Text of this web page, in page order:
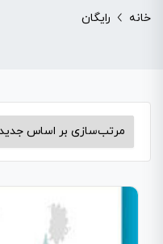
خانه رایگان